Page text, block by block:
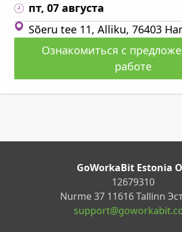
пт, 07 августа
Sõeru tee 11, Alliku, 76403
Ознакомиться с
работе
GoWorkaBit Estonia
12679310
Nurme 37 11616 Tallinn